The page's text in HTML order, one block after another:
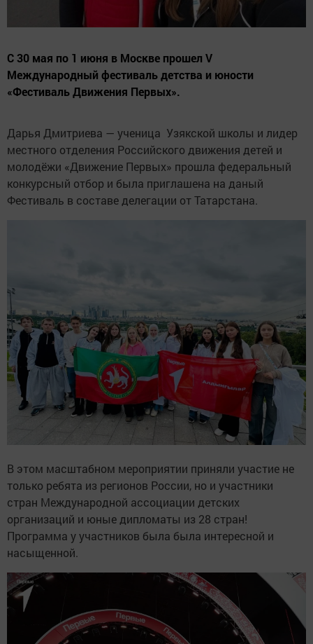
С 30 мая по 1 июня в Москве прошел V
Международный фестиваль детства и юности
«Фестиваль Движения Первых».
Дарья Дмитриева — ученица Узякской школы и лидер
местного отделения Российского движения детей и
молодёжи «Движение Первых» прошла федеральный
конкурсный отбор и была приглашена на даный
Фестиваль в составе делегации от Татарстана.
В этом масштабном мероприятии приняли участие не
только ребята из регионов России, но и участники
стран Международной ассоциации детских
организаций и юные дипломаты из 28 стран!
Программа у участников была была интересной и
насыщенной.